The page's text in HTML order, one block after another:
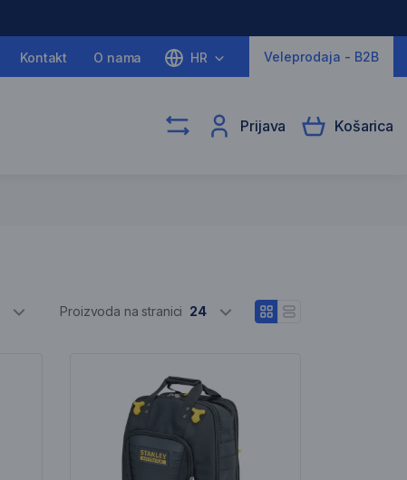
Kontakt O nama HR Veleprodaja - B2B
Prijava Košarica
Proizvoda na stranici 24 Odaberite
Otvori prikaz blokova
Otvori linijski prikaz